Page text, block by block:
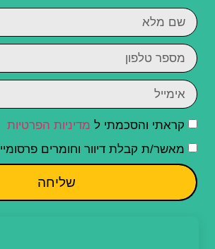
קראתי והסכמתי ל מדיניות הפרטיות
מאשר/ת קבלת דיוור וחומרים
שליחה